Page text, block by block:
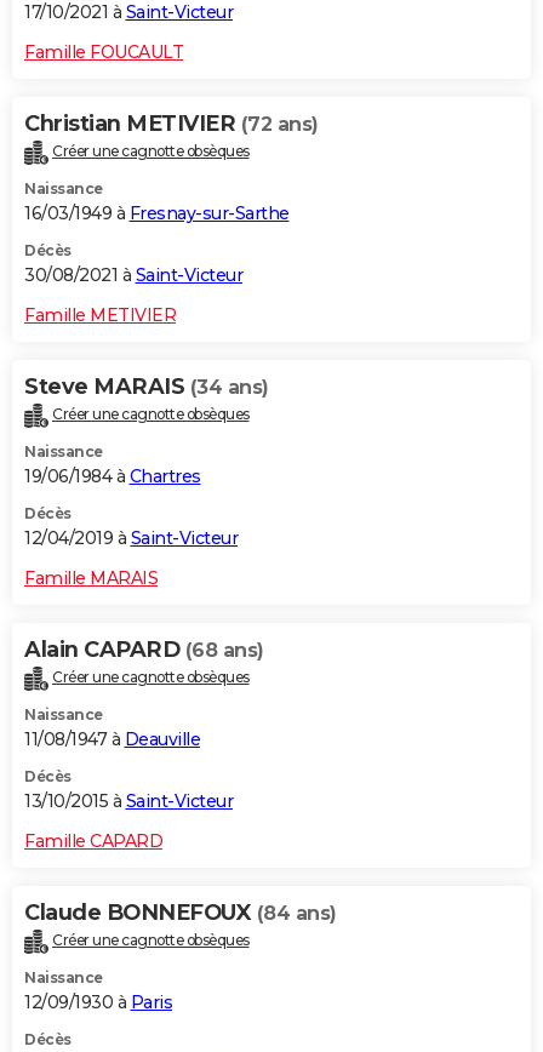
17/10/2021 à Saint-Victeur
Famille FOUCAULT
Christian METIVIER (72 ans)
Créer une cagnotte obsèques
Naissance
16/03/1949 à Fresnay-sur-Sarthe
Décès
30/08/2021 à Saint-Victeur
Famille METIVIER
Steve MARAIS (34 ans)
Créer une cagnotte obsèques
Naissance
19/06/1984 à Chartres
Décès
12/04/2019 à Saint-Victeur
Famille MARAIS
Alain CAPARD (68 ans)
Créer une cagnotte obsèques
Naissance
11/08/1947 à Deauville
Décès
13/10/2015 à Saint-Victeur
Famille CAPARD
Claude BONNEFOUX (84 ans)
Créer une cagnotte obsèques
Naissance
12/09/1930 à Paris
Décès